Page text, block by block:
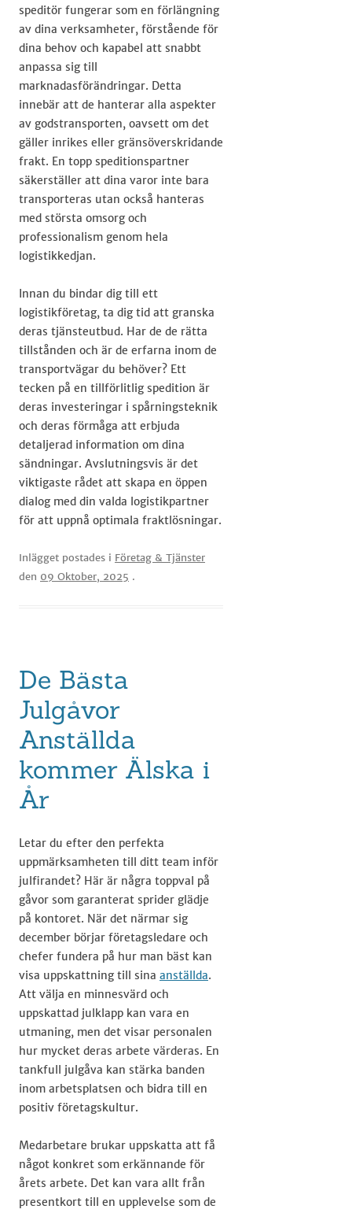
speditör fungerar som en förlängning
av dina verksamheter, förstående för
dina behov och kapabel att snabbt
anpassa sig till
marknadasförändringar. Detta
innebär att de hanterar alla aspekter
av godstransporten, oavsett om det
gäller inrikes eller gränsöverskridande
frakt. En topp speditionspartner
säkerställer att dina varor inte bara
transporteras utan också hanteras
med största omsorg och
professionalism genom hela
logistikkedjan.
Innan du bindar dig till ett
logistikföretag, ta dig tid att granska
deras tjänsteutbud. Har de de rätta
tillstånden och är de erfarna inom de
transportvägar du behöver? Ett
tecken på en tillförlitlig spedition är
deras investeringar i spårningsteknik
och deras förmåga att erbjuda
detaljerad information om dina
sändningar. Avslutningsvis är det
viktigaste rådet att skapa en öppen
dialog med din valda logistikpartner
för att uppnå optimala fraktlösningar.
Inlägget postades i Företag & Tjänster
den 09 Oktober, 2025 .
De Bästa
Julgåvor
Anställda
kommer Älska i
År
Letar du efter den perfekta
uppmärksamheten till ditt team inför
julfirandet? Här är några toppval på
gåvor som garanterat sprider glädje
på kontoret. När det närmar sig
december börjar företagsledare och
chefer fundera på hur man bäst kan
visa uppskattning till sina anställda.
Att välja en minnesvärd och
uppskattad julklapp kan vara en
utmaning, men det visar personalen
hur mycket deras arbete värderas. En
tankfull julgåva kan stärka banden
inom arbetsplatsen och bidra till en
positiv företagskultur.
Medarbetare brukar uppskatta att få
något konkret som erkännande för
årets arbete. Det kan vara allt från
presentkort till en upplevelse som de